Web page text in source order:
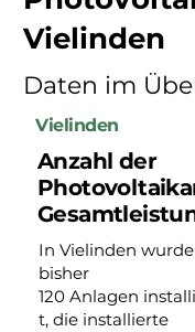
Vielinden
Daten im
Vielinden
Anzahl der
In Vielinden
bisher
120 Anlagen
t, die installierte